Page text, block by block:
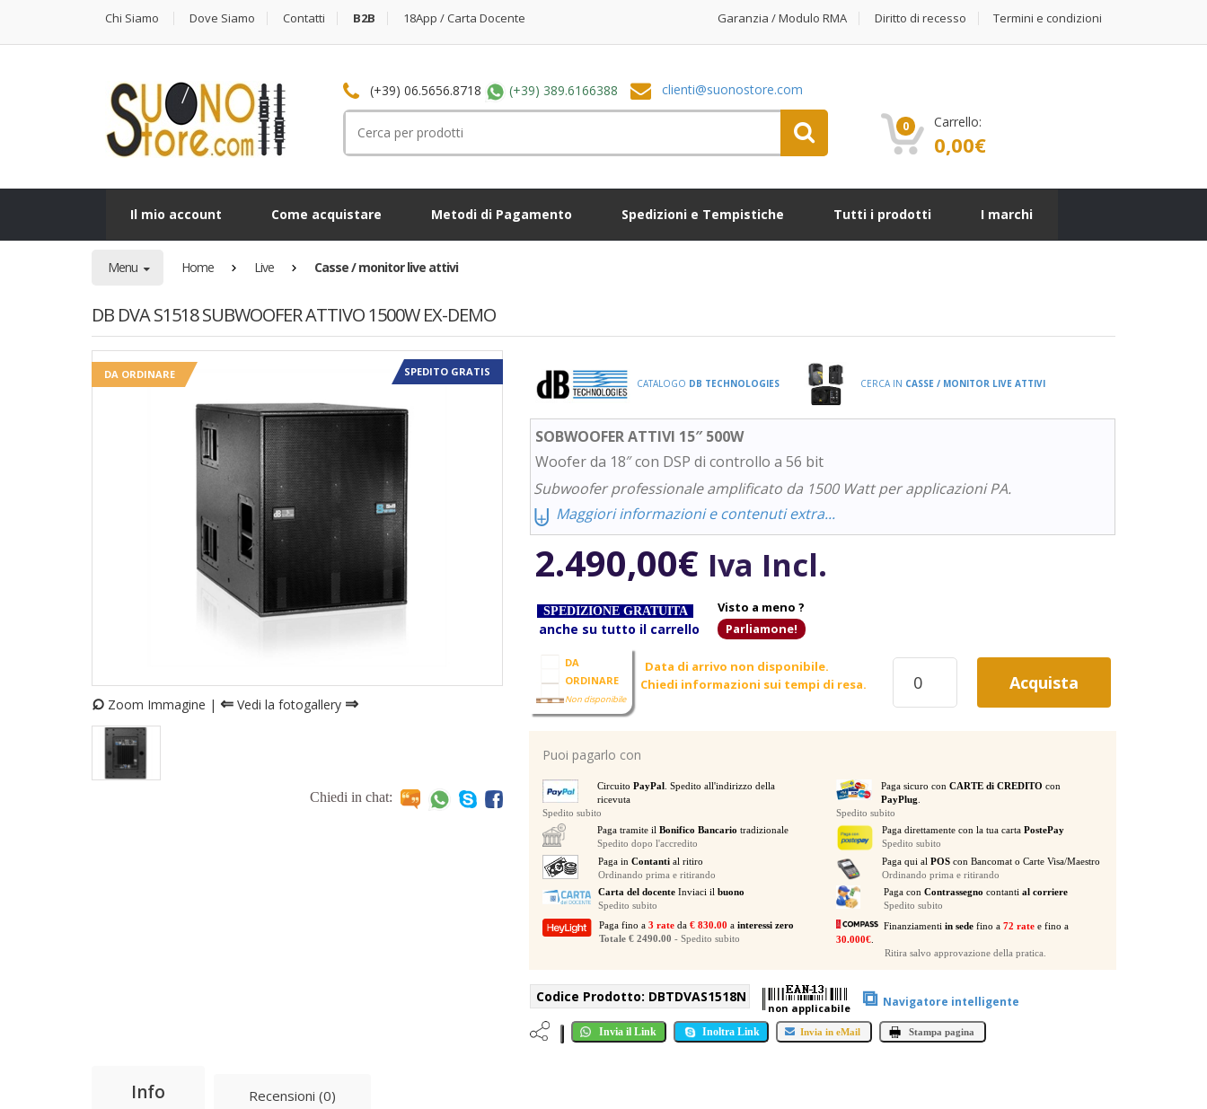
Chi Siamo Dove Siamo Contatti B2B 18App / Carta Docente Garanzia / Modulo RMA Diritto di recesso Termini e condizioni
(+39) 06.5656.8718 (+39) 389.6166388
clienti@suonostore.com
per:
0 Carrello:
0,00€
Il mio account Come acquistare Metodi di Pagamento Spedizioni e Tempistiche Tutti i prodotti I marchi
Menu Home Live Casse / monitor live attivi
DB DVA S1518 SUBWOOFER ATTIVO 1500W EX-DEMO
DA ORDINARE SPEDITO GRATIS
⌕ Zoom Immagine | ⇐ Vedi la fotogallery ⇒
Chiedi in chat:
CATALOGO DB TECHNOLOGIES CERCA IN CASSE / MONITOR LIVE ATTIVI
SOBWOOFER ATTIVI 15″ 500W
Woofer da 18″ con DSP di controllo a 56 bit
Subwoofer professionale amplificato da 1500 Watt per applicazioni PA.
⨄ Maggiori informazioni e contenuti extra...
2.490,00€ Iva Incl.
SPEDIZIONE GRATUITA
anche su tutto il carrello
Visto a meno ?
Parliamone!
DA
ORDINARE
Non disponibile
Data di arrivo non disponibile.
Chiedi informazioni sui tempi di resa.
DB
DVA
S1518
DEMO
quantità
Acquista
Puoi pagarlo con
Circuito PayPal
. Spedito all'indirizzo della
ricevuta
Spedito subito
Paga sicuro conCARTE di CREDITO con
PayPlug
Spedito subito
Paga tramite il Bonifico Bancario tradizionale
Spedito dopo l'accredito
Paga direttamente con la tua cartaPostePay
Spedito subito
Paga in Contantial ritiro
Ordinando prima e ritirando
Paga qui al POScon Bancomat o Carte Visa/Maestro
Ordinando prima e ritirando
Carta del docente Inviaci ilbuono
Spedito subito
Paga con Contrassegno contanti al corriere
Spedito subito
Paga fino a 3 rate da € 830.00 a interessi zero
Totale € 2490.00 - Spedito subito
Finanziamentiin sede fino a72 rate e fino a
30.000€.
Ritira salvo approvazione della pratica.
Codice Prodotto: DBTDVAS1518N
non applicabile ⧉ Navigatore intelligente
Invia il Link Inoltra Link Invia in eMail Stampa pagina
Info Recensioni (0)